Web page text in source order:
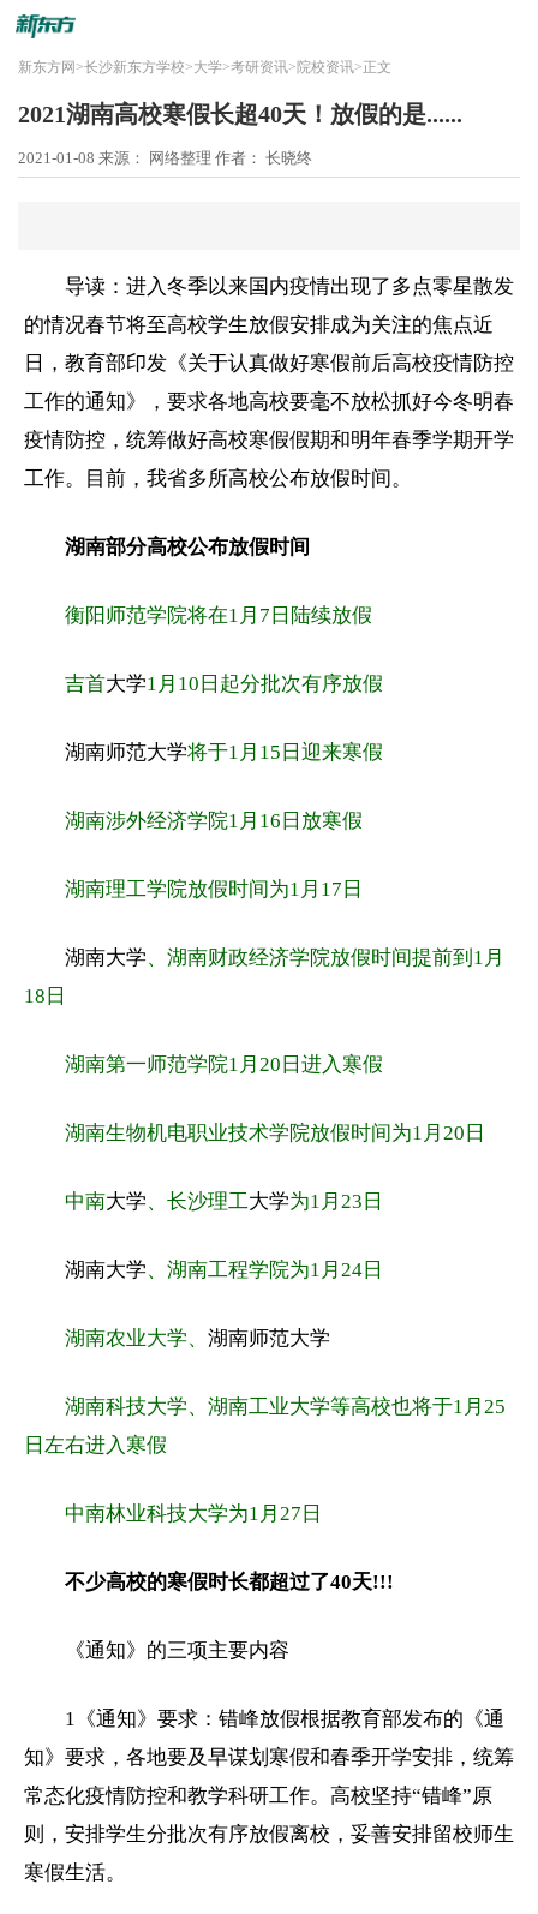
新东方网 >长沙新东方学校>大学>考研资讯> 院校资讯>正文
2021湖南高校寒假长超40天！放假的是......
2021-01-08 来源： 网络整理 作者： 长晓终
导读：进入冬季以来国内疫情出现了多点零星散发
的情况春节将至高校学生放假安排成为关注的焦点近
日，教育部印发《关于认真做好寒假前后高校疫情防控
工作的通知》，要求各地高校要毫不放松抓好今冬明春
疫情防控，统筹做好高校寒假假期和明年春季学期开学
工作。目前，我省多所高校公布放假时间。
湖南部分高校公布放假时间
衡阳师范学院将在1月7日陆续放假
吉首大学1月10日起分批次有序放假
湖南师范大学将于1月15日迎来寒假
湖南涉外经济学院1月16日放寒假
湖南理工学院放假时间为1月17日
湖南大学、湖南财政经济学院放假时间提前到1月
18日
湖南第一师范学院1月20日进入寒假
湖南生物机电职业技术学院放假时间为1月20日
中南大学、长沙理工大学为1月23日
湖南大学、湖南工程学院为1月24日
湖南农业大学、 湖南师范大学
湖南科技大学、湖南工业大学等高校也将于1月25
日左右进入寒假
中南林业科技大学为1月27日
不少高校的寒假时长都超过了40天!!!
《通知》的三项主要内容
1《通知》要求：错峰放假根据教育部发布的《通
知》要求，各地要及早谋划寒假和春季开学安排，统筹
常态化疫情防控和教学科研工作。高校坚持“错峰”原
则，安排学生分批次有序放假离校，妥善安排留校师生
寒假生活。